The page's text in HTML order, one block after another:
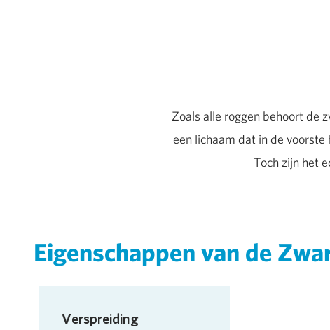
Zoals alle roggen behoort de
een lichaam dat in de
Toch zijn het
Eigenschappen van de
Verspreiding